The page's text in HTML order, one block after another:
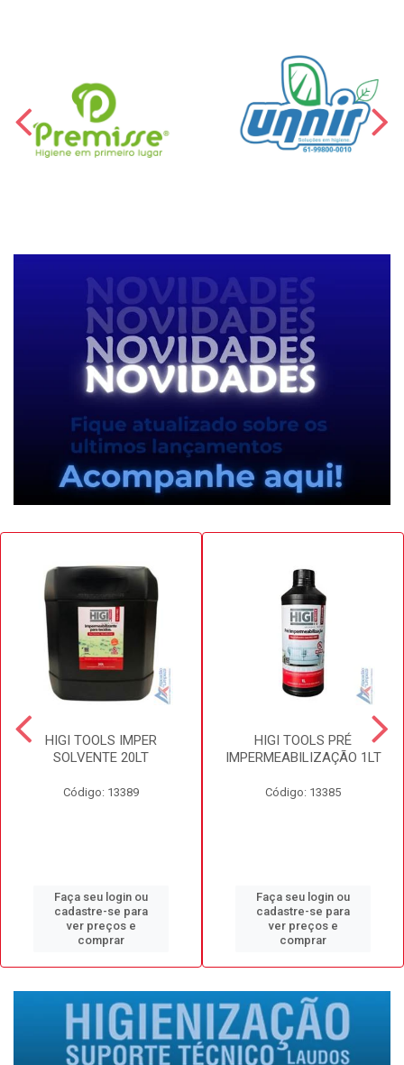
HIGI TOOLS IMPER
SOLVENTE 20LT
Código: 13389
Faça seu login ou
cadastre-se para
ver preços e
comprar
HIGI TOOLS PRÉ
IMPERMEABILIZAÇÃO 1LT
Código: 13385
Faça seu login ou
cadastre-se para
ver preços e
comprar